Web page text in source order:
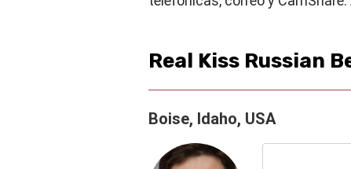
Real Kiss Russian
Boise, Idaho, USA